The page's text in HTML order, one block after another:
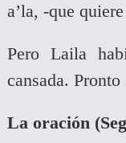
a’la, -que
Pero Laila
cansada.
La oración